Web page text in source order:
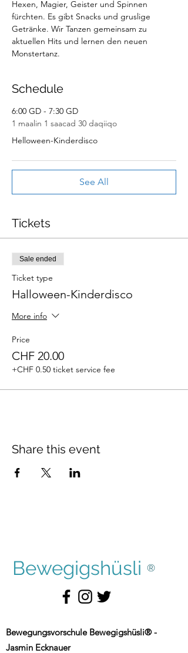
Hexen, Magier, Geister und Spinnen
fürchten. Es gibt Snacks und gruslige
Getränke. Wir Tanzen gemeinsam zu
aktuellen Hits und lernen den neuen
Monstertanz.
Schedule
6:00 GD - 7:30 GD
1 maalin 1 saacad 30 daqiiqo
Helloween-Kinderdisco
See All
Tickets
Sale ended
Ticket type
Halloween-Kinderdisco
More info
Price
CHF 20.00
+CHF 0.50 ticket service fee
Share this event
Bewegigshüsli ®
Bewegungsvorschule Bewegigshüsli® -
Jasmin Ecknauer